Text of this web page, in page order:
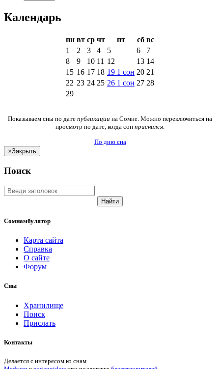
Календарь
пн вт ср чт пт сб вс
1
2 3 4 5 6
7
8
9 10 11 12 13 14
15 16 17 18 19 1 сон 20 21
22 23 24 25 26 1 сон 27 28
29
Показываем сны по дате публикации на Сомне. Можно переключиться на
просмотр по дате, когда сон приснился.
По дню сна
×Закрыть
Поиск
Найти
Сомнамбулятор
Карта сайта
Справка
О сайте
Форум
Сны
Хранилище
Поиск
Прислать
Контакты
Делается с интересом ко снам